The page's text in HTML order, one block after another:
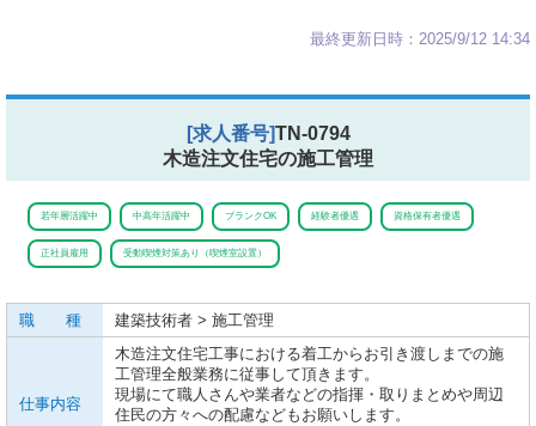
最終更新日時：2025/9/12 14:34
[求人番号]TN-0794
木造注文住宅の施工管理
若年層活躍中 中高年活躍中 ブランクOK 経験者優遇 資格保有者優遇
正社員雇用 受動喫煙対策あり（喫煙室設置）
職 種 建築技術者 > 施工管理
仕事内容
木造注文住宅工事における着工からお引き渡しまでの施
工管理全般業務に従事して頂きます。
現場にて職人さんや業者などの指揮・取りまとめや周辺
住民の方々への配慮などもお願いします。